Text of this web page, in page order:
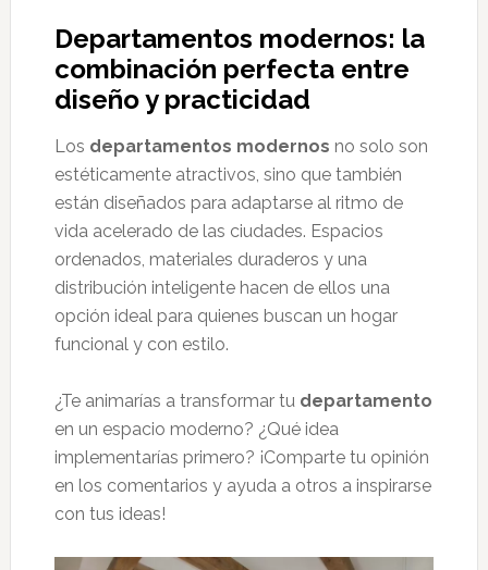
Departamentos modernos: la
combinación perfecta entre
diseño y practicidad
Los departamentos modernos no solo son
estéticamente atractivos, sino que también
están diseñados para adaptarse al ritmo de
vida acelerado de las ciudades. Espacios
ordenados, materiales duraderos y una
distribución inteligente hacen de ellos una
opción ideal para quienes buscan un hogar
funcional y con estilo.
¿Te animarías a transformar tu departamento
en un espacio moderno? ¿Qué idea
implementarías primero? ¡Comparte tu opinión
en los comentarios y ayuda a otros a inspirarse
con tus ideas!